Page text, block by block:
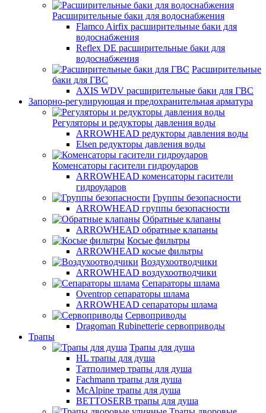
Расширительные баки для водоснабжения
Flamco Airfix расширительные баки для
водоснабжения
Reflex DЕ расширительные баки для
водоснабжения
Расширительные
баки для ГВС
AXIS WDV расширительные баки для ГВС
Запорно-регулирующая и предохранительная арматура
Регуляторы и редукторы давления воды
ARROWHEAD редукторы давления воды
Elsen редукторы давления воды
Коменсаторы гасители гидроударов
ARROWHEAD коменсаторы гасители
гидроударов
Группы безопасности
ARROWHEAD группы безопасности
Обратные клапаны
ARROWHEAD обратные клапаны
Косые фильтры
ARROWHEAD косые фильтры
Воздухоотводчики
ARROWHEAD воздухоотводчики
Сепараторы шлама
Oventrop cепараторы шлама
ARROWHEAD сепараторы шлама
Сервоприводы
Dragoman Rubinetterie сервоприводы
Трапы
Трапы для душа
HL трапы для душа
Татполимер трапы для душа
Fachmann трапы для душа
McAlpine трапы для душа
BETTOSERB трапы для душа